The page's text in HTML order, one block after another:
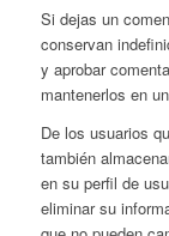
Si dejas un
conservan
y aprobar
mantenerlos en
De los usuarios
también
en su perfil de
eliminar su